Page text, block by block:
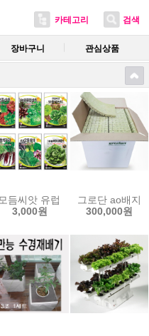
카테고리 검색
장바구니 관심상품
외망 더덕망 넝쿨지지대
캐나다 그로우텐트
모듬씨앗 유럽 치커리 양상추 쌈
3,000원
그로단 ao배지
300,000원